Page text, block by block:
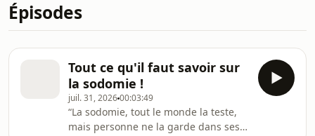
Épisodes
Tout ce qu'il faut savoir sur
la sodomie !
juil. 31, 202600:03:49
“La sodomie, tout le monde la teste,
mais personne ne la garde dans ses